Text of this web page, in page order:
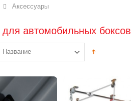
Аксессуары
автомобильных боксов